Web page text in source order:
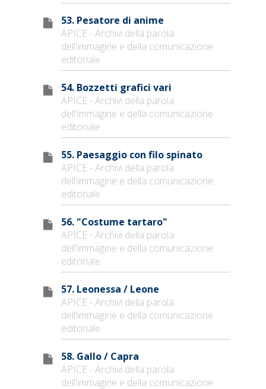
53. Pesatore di anime
APICE - Archivi della parola
dell'immagine e della comunicazione
editoriale
54. Bozzetti grafici vari
APICE - Archivi della parola
dell'immagine e della comunicazione
editoriale
55. Paesaggio con filo spinato
APICE - Archivi della parola
dell'immagine e della comunicazione
editoriale
56. "Costume tartaro"
APICE - Archivi della parola
dell'immagine e della comunicazione
editoriale
57. Leonessa / Leone
APICE - Archivi della parola
dell'immagine e della comunicazione
editoriale
58. Gallo / Capra
APICE - Archivi della parola
dell'immagine e della comunicazione